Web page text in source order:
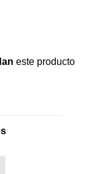
este producto